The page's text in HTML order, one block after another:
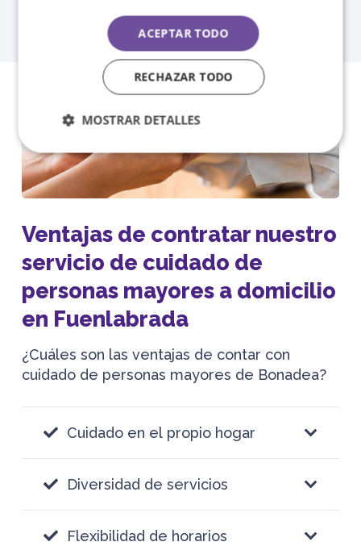
Servicio a la Dependencia.
Ventajas de contratar nuestro
servicio de cuidado de
personas mayores a domicilio
en Fuenlabrada
¿Cuáles son las ventajas de contar con
cuidado de personas mayores de Bonadea?
Cuidado en el propio hogar
Diversidad de servicios
Flexibilidad de horarios
ACEPTAR TODO
RECHAZAR TODO
MOSTRAR DETALLES